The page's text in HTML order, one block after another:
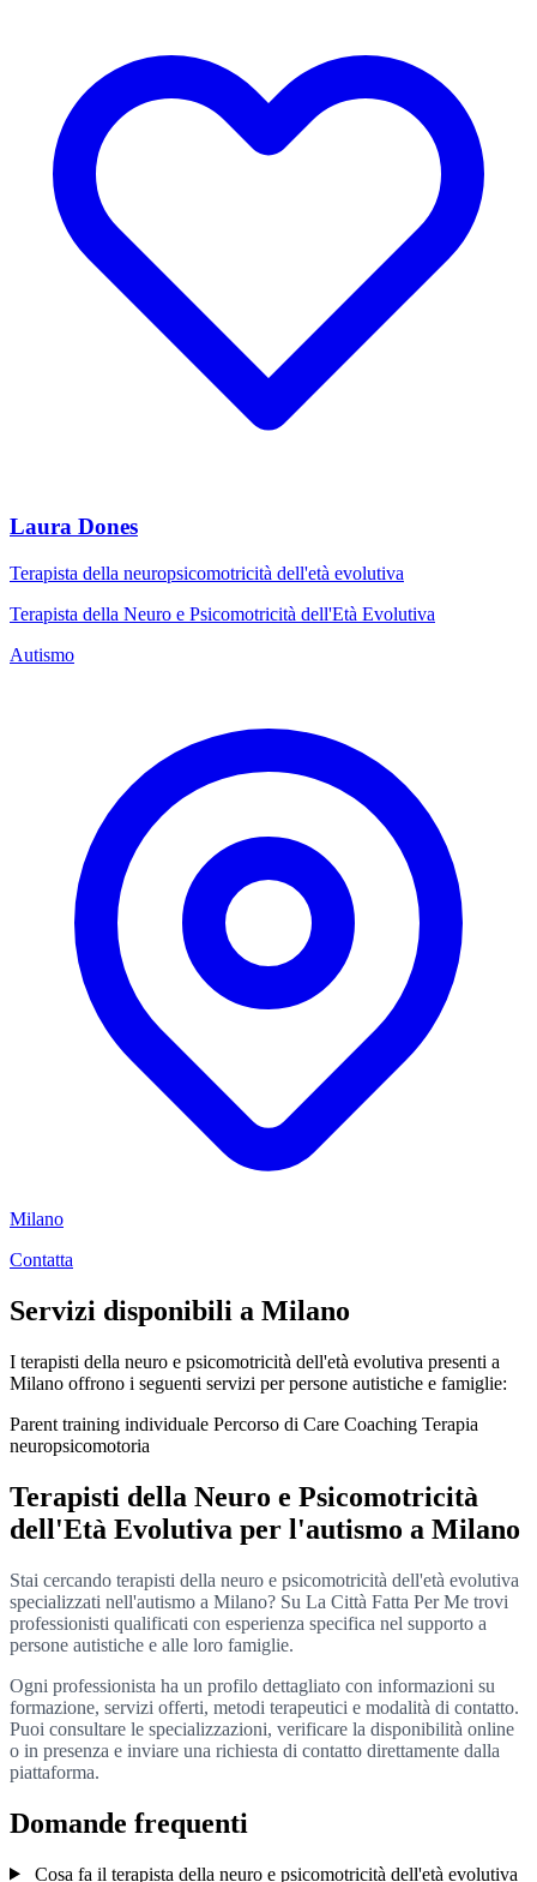
Laura Dones
Terapista della neuropsicomotricità dell'età evolutiva
Terapista della Neuro e Psicomotricità dell'Età Evolutiva
Autismo
Milano
Contatta
Servizi disponibili a Milano
I terapisti della neuro e psicomotricità dell'età evolutiva presenti a
Milano offrono i seguenti servizi per persone autistiche e famiglie:
Parent training individuale Percorso di Care Coaching Terapia
neuropsicomotoria
Terapisti della Neuro e Psicomotricità
dell'Età Evolutiva per l'autismo a Milano
Stai cercando terapisti della neuro e psicomotricità dell'età evolutiva
specializzati nell'autismo a Milano? Su La Città Fatta Per Me trovi
professionisti qualificati con esperienza specifica nel supporto a
persone autistiche e alle loro famiglie.
Ogni professionista ha un profilo dettagliato con informazioni su
formazione, servizi offerti, metodi terapeutici e modalità di contatto.
Puoi consultare le specializzazioni, verificare la disponibilità online
o in presenza e inviare una richiesta di contatto direttamente dalla
piattaforma.
Domande frequenti
Cosa fa il terapista della neuro e psicomotricità dell'età evolutiva